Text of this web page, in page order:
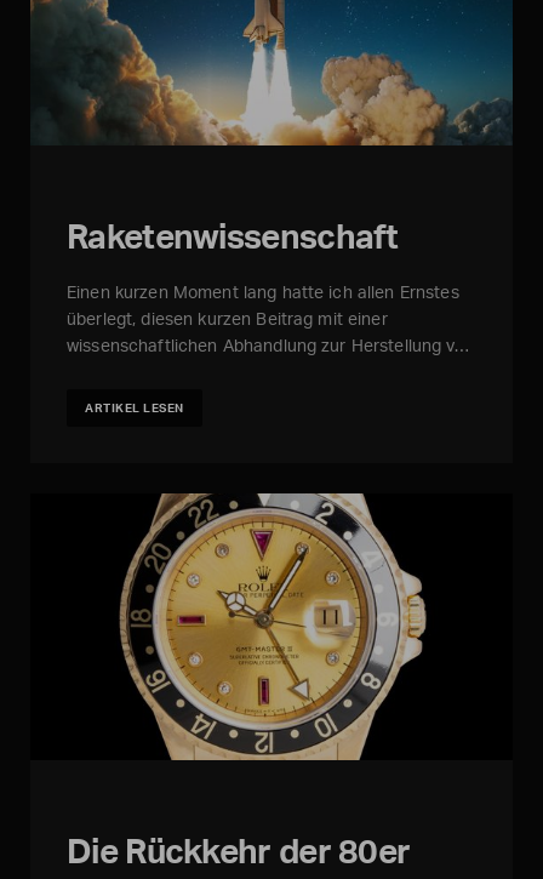
Raketenwissenschaft
Einen kurzen Moment lang hatte ich allen Ernstes
überlegt, diesen kurzen Beitrag mit einer
wissenschaftlichen Abhandlung zur Herstellung v…
ARTIKEL LESEN
Die Rückkehr der 80er